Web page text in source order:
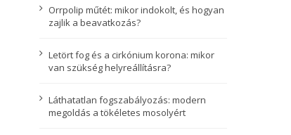
Orrpolip műtét: mikor indokolt, és hogyan
zajlik a beavatkozás?
Letört fog és a cirkónium korona: mikor
van szükség helyreállításra?
Láthatatlan fogszabályozás: modern
megoldás a tökéletes mosolyért